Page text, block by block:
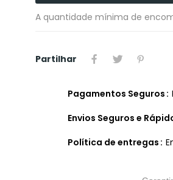
A quantidade mínima de
Partilhar
Pagamentos Seguros
Envios Seguros e
Política de entregas